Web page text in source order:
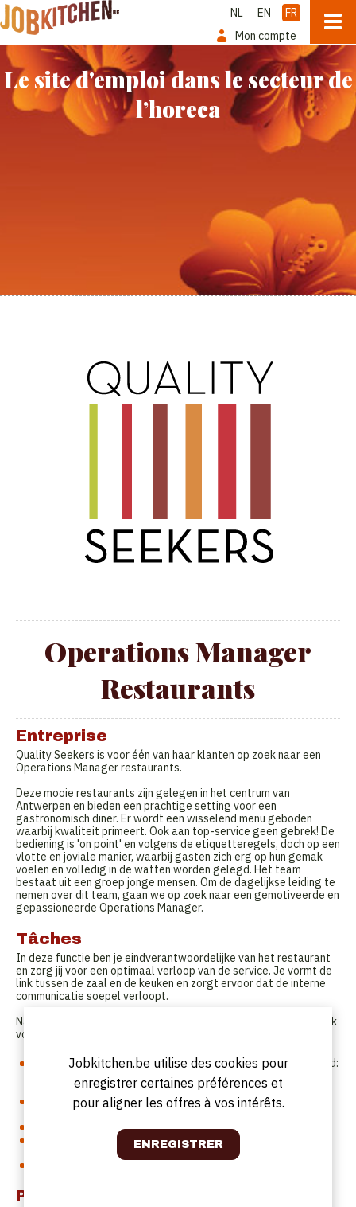
NL EN
FR
Mon compte
Le site d'emploi dans le secteur de
l’horeca
Operations Manager
Restaurants
Entreprise
Quality Seekers is voor één van haar klanten op zoek naar een
Operations Manager restaurants.
Deze mooie restaurants zijn gelegen in het centrum van
Antwerpen en bieden een prachtige setting voor een
gastronomisch diner. Er wordt een wisselend menu geboden
waarbij kwaliteit primeert. Ook aan top-service geen gebrek! De
bediening is 'on point' en volgens de etiquetteregels, doch op een
vlotte en joviale manier, waarbij gasten zich erg op hun gemak
voelen en volledig in de watten worden gelegd. Het team
bestaat uit een groep jonge mensen. Om de dagelijkse leiding te
nemen over dit team, gaan we op zoek naar een gemotiveerde en
gepassioneerde Operations Manager.
Tâches
In deze functie ben je eindverantwoordelijke van het restaurant
en zorg jij voor een optimaal verloop van de service. Je vormt de
link tussen de zaal en de keuken en zorgt ervoor dat de interne
communicatie soepel verloopt.
Naast je operationele betrokkenheid ben je ook verantwoordelijk
voor de administratieve structuur van het restaurant:
samen met de HR Manager sta je in voor het personeelsbeleid:
rekrutering, trajectgesprekken, opmaken van het
personeelsrooster
afstemmen van operationele zaken binnen de teams middels
teammeetings
opvolging en bijsturing van de budgetten
opmaak management rapportage, toelichten en
organiseren van events en opvolging samenwerkingen
Profil
Jobkitchen.be utilise des cookies pour
enregistrer certaines préférences et
pour aligner les offres à vos intérêts.